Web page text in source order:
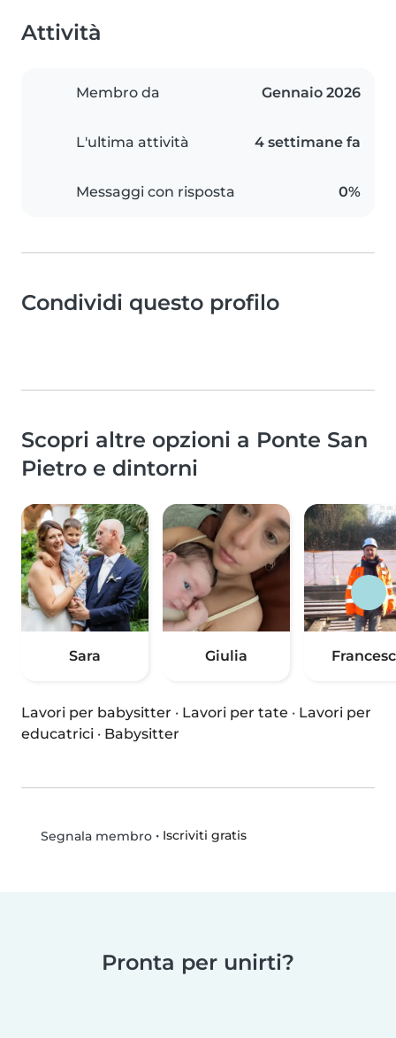
Attività
Membro da Gennaio 2026
L'ultima attività 4 settimane fa
Messaggi con risposta 0%
Condividi questo profilo
Scopri altre opzioni a Ponte San
Pietro e dintorni
Sara Giulia
Lavori per babysitter · Lavori per tate · Lavori per
educatrici · Babysitter
Segnala membro• Iscriviti gratis
Pronta per unirti?